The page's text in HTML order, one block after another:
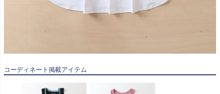
コーディネート掲載アイテム